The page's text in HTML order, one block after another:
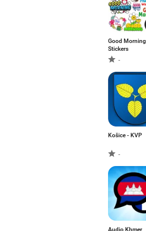
Good Morning
Stickers
-
Košice - KVP
-
Audio Khmer